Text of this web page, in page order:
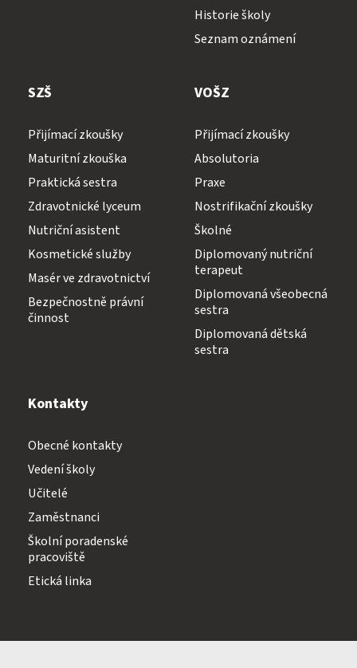
Historie školy
Seznam oznámení
SZŠ
Přijímací zkoušky
Maturitní zkouška
Praktická sestra
Zdravotnické lyceum
Nutriční asistent
Kosmetické služby
Masér ve zdravotnictví
Bezpečnostně právní
činnost
VOŠZ
Přijímací zkoušky
Absolutoria
Praxe
Nostrifikační zkoušky
Školné
Diplomovaný nutriční
terapeut
Diplomovaná všeobecná
sestra
Diplomovaná dětská
sestra
Kontakty
Obecné kontakty
Vedení školy
Učitelé
Zaměstnanci
Školní poradenské
pracoviště
Etická linka